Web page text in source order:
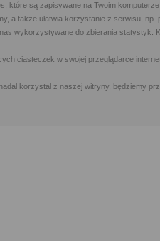
które są zapisywane na Twoim
a także ułatwia korzystanie z serwisu,
wykorzystywane do zbierania statystyk.
ciasteczek w swojej przeglądarce
korzystał z naszej witryny, będziemy